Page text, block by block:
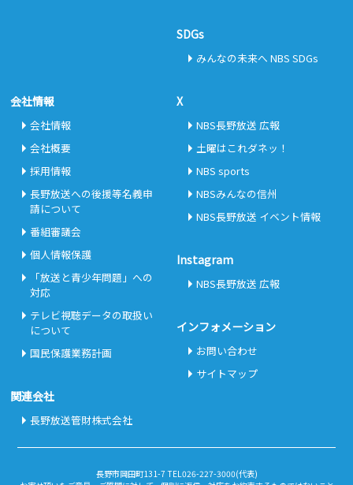
SDGs
みんなの未来へ NBS SDGs
会社情報
会社情報
会社概要
採用情報
長野放送への後援等名義申
請について
番組審議会
個人情報保護
「放送と青少年問題」への
対応
テレビ視聴データの取扱い
について
国民保護業務計画
関連会社
長野放送管財株式会社
X
NBS長野放送 広報
土曜はこれダネッ！
NBS sports
NBSみんなの信州
NBS長野放送 イベント情報
Instagram
NBS長野放送 広報
インフォメーション
お問い合わせ
サイトマップ
長野市岡田町131-7 TEL026-227-3000(代表)